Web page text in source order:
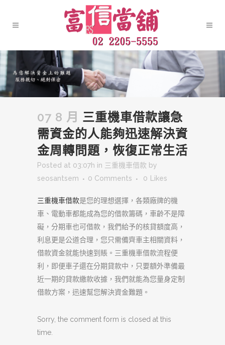
07 8 月 三重機車借款讓急
需資金的人能夠迅速解決資
金周轉問題，恢復正常生活
Posted at 03:07h in 三重機車借款 by
seosantsem
0 Comments 0 Likes
三重機車借款是您的理想選擇，各類廠牌的機
車、電動車都能成為您的借款籌碼，車齡不是障
礙，分期車也可借款，我們給予的核貸額度高，
利息更是公道合理，您只需備齊車主相關資料，
借款資金就能快速到賬。三重機車借款流程便
利，即便車子還在分期貸款中，只要額外準備最
近一期的貸款繳款收據，我們就能為您量身定制
借款方案，迅速幫您解決資金難題。
Sorry, the comment form is closed at this
time.